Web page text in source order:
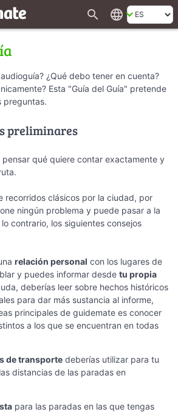
search language
¿Qué debo tener en cuenta?
Esta "Guía del Guía" pretende
preguntas.
preliminares
pensar qué quiere contar exactamente y
recorridos clásicos por la ciudad, por
ningún problema y puede pasar a la
contrario, los siguientes consejos
relación personal con los lugares de
y puedes informar desde tu propia
deberías leer sobre hechos históricos
para dar más sustancia al informe,
principales de guidemate es conocer
a los que se encuentran en todas
de transporte deberías utilizar para tu
distancias de las paradas en
para las paradas en las que tengas